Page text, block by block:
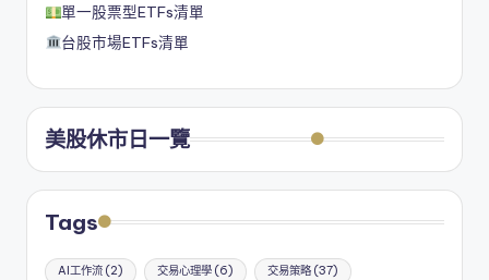
單一股票型ETFs清單
台股市場ETFs清單
美股休市日一覽
Tags
AI工作流 (2) 交易心理學(6) 交易策略(37)